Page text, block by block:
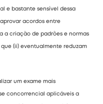
e bastante sensível dessa
acordos entre
a criação de padrões e normas
(ii) eventualmente reduzam
um exame mais
concorrencial aplicáveis a